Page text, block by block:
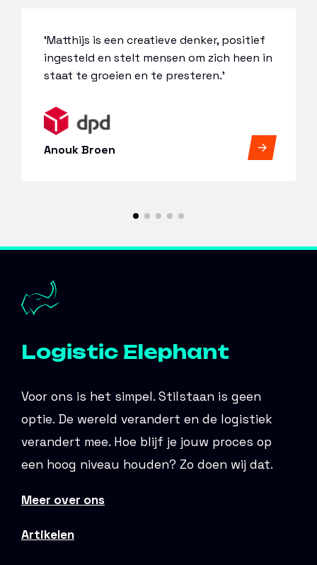
‘Matthijs is een creatieve denker, positief
ingesteld en stelt mensen om zich heen in
staat te groeien en te presteren.’
Anouk Broen
Logistic Elephant
Voor ons is het simpel. Stilstaan is geen
optie. De wereld verandert en de logistiek
verandert mee. Hoe blijf je jouw proces op
een hoog niveau houden? Zo doen wij dat.
Meer over ons
Artikelen